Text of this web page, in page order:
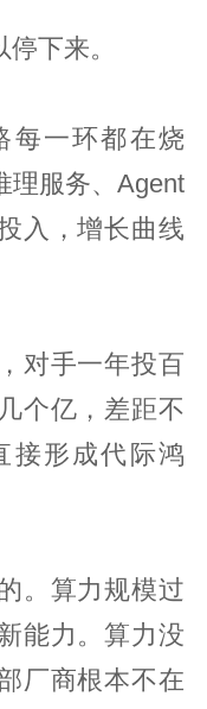
下来。
每一环都在烧
理服务、Agent
入，增长曲线
对手一年投百
个亿，差距不
接形成代际鸿
。算力规模过
能力。算力没
厂商根本不在